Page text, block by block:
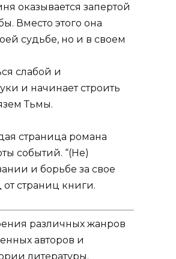
оказывается запертой
Вместо этого она
судьбе, но и в своем
слабой и
и начинает строить
Тьмы.
страница романа
событий. “(Не)
и борьбе за свое
от страниц книги.
различных жанров
авторов и
литературы.